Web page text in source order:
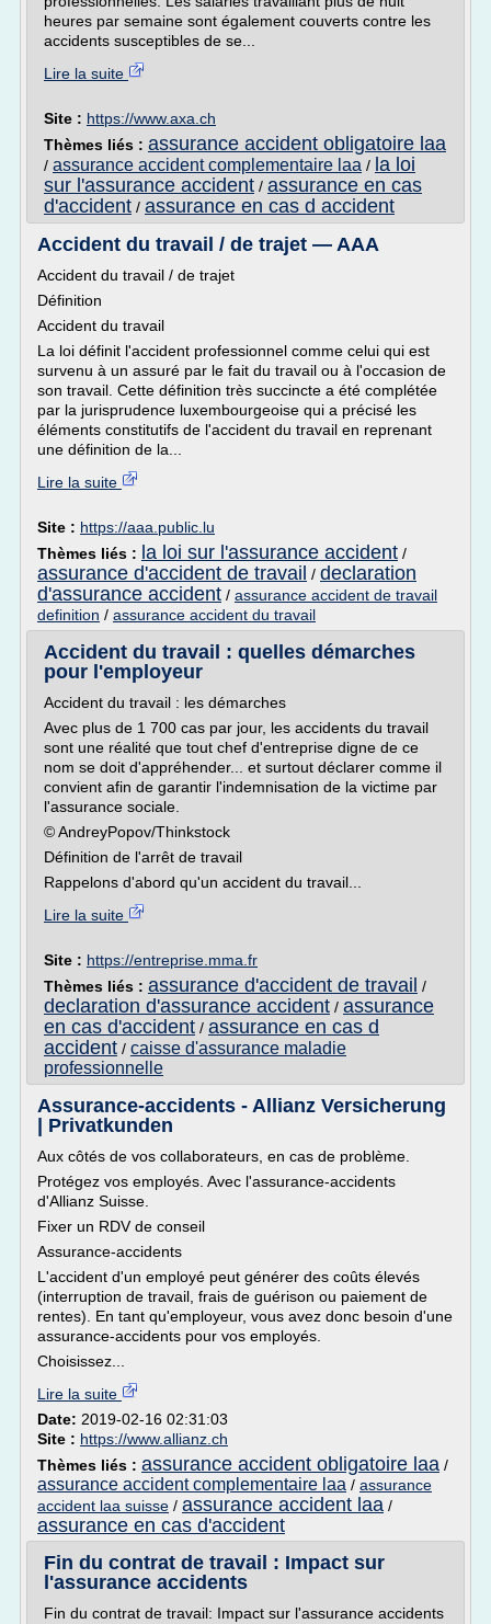
heures par semaine sont également couverts contre les
accidents susceptibles de se...
Lire la suite
Site : https://www.axa.ch
Thèmes liés : assurance accident obligatoire laa
/ assurance accident complementaire laa / la loi
sur l'assurance accident / assurance en cas
d'accident / assurance en cas d accident
Accident du travail / de trajet — AAA
Accident du travail / de trajet
Définition
Accident du travail
La loi définit l'accident professionnel comme celui qui est
survenu à un assuré par le fait du travail ou à l'occasion de
son travail. Cette définition très succincte a été complétée
par la jurisprudence luxembourgeoise qui a précisé les
éléments constitutifs de l'accident du travail en reprenant
une définition de la...
Lire la suite
Site : https://aaa.public.lu
Thèmes liés : la loi sur l'assurance accident /
assurance d'accident de travail / declaration
d'assurance accident / assurance accident de travail
definition / assurance accident du travail
Accident du travail : quelles démarches
pour l'employeur
Accident du travail : les démarches
Avec plus de 1 700 cas par jour, les accidents du travail
sont une réalité que tout chef d'entreprise digne de ce
nom se doit d'appréhender... et surtout déclarer comme il
convient afin de garantir l'indemnisation de la victime par
l'assurance sociale.
© AndreyPopov/Thinkstock
Définition de l'arrêt de travail
Rappelons d'abord qu'un accident du travail...
Lire la suite
Site : https://entreprise.mma.fr
Thèmes liés : assurance d'accident de travail /
declaration d'assurance accident / assurance
en cas d'accident / assurance en cas d
accident / caisse d'assurance maladie
professionnelle
Assurance-accidents - Allianz Versicherung
| Privatkunden
Aux côtés de vos collaborateurs, en cas de problème.
Protégez vos employés. Avec l'assurance-accidents
d'Allianz Suisse.
Fixer un RDV de conseil
Assurance-accidents
L'accident d'un employé peut générer des coûts élevés
(interruption de travail, frais de guérison ou paiement de
rentes). En tant qu'employeur, vous avez donc besoin d'une
assurance-accidents pour vos employés.
Choisissez...
Lire la suite
Date: 2019-02-16 02:31:03
Site : https://www.allianz.ch
Thèmes liés : assurance accident obligatoire laa /
assurance accident complementaire laa / assurance
accident laa suisse / assurance accident laa /
assurance en cas d'accident
Fin du contrat de travail : Impact sur
l'assurance accidents
Fin du contrat de travail: Impact sur l'assurance accidents